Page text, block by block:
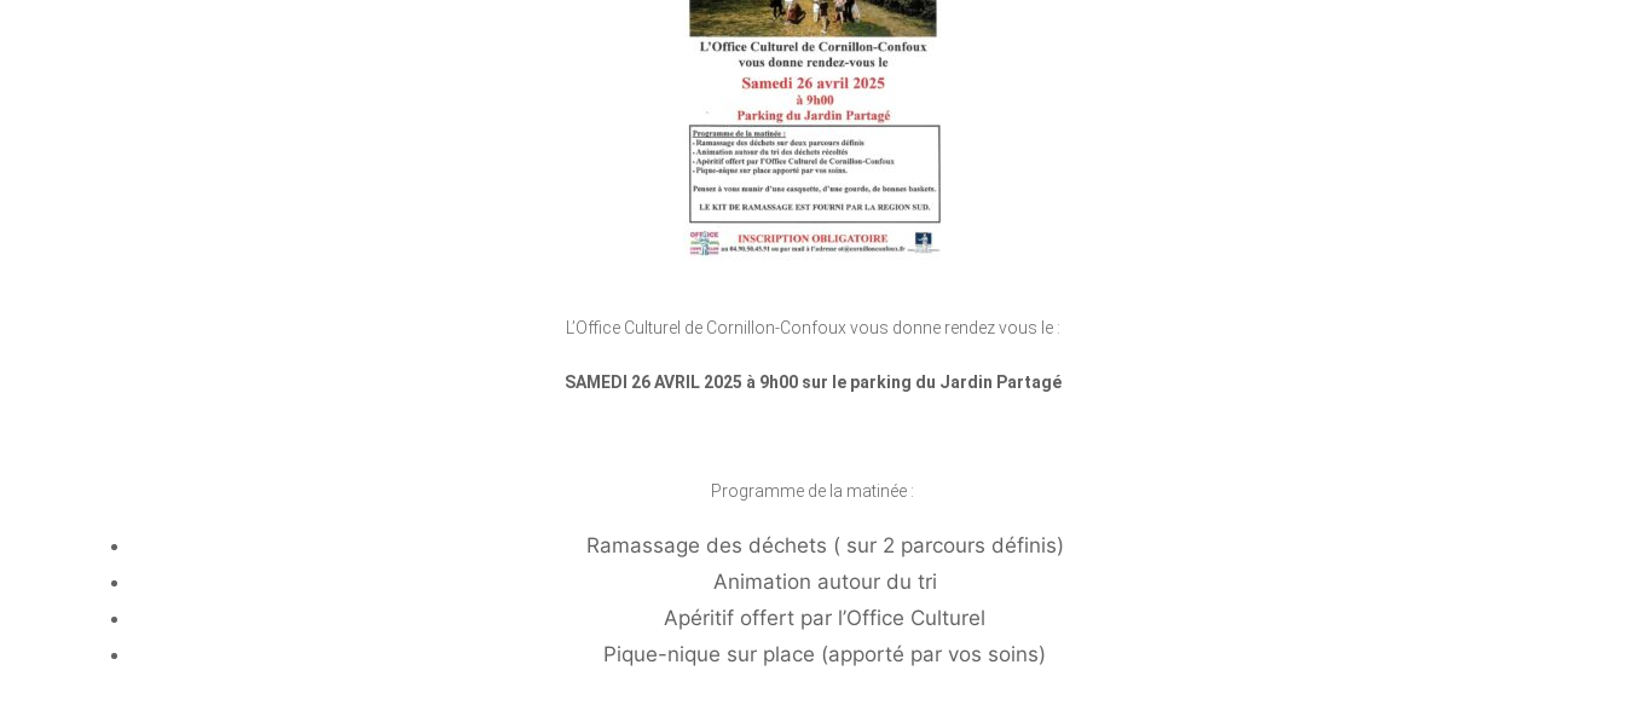
L’Office Culturel de Cornillon-Confoux vous donne rendez vous le :
SAMEDI 26 AVRIL 2025 à 9h00 sur le parking du Jardin Partagé
Programme de la matinée :
Ramassage des déchets ( sur 2 parcours définis)
Animation autour du tri
Apéritif offert par l’Office Culturel
Pique-nique sur place (apporté par vos soins)